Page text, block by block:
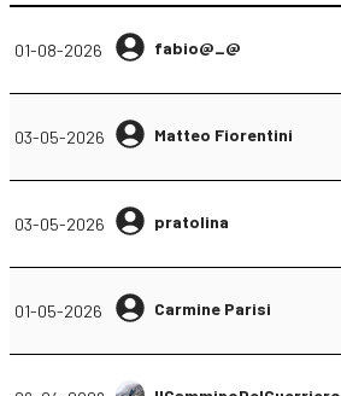
01-08-2026 fabio@_@
03-05-2026 Matteo Fiorentini
03-05-2026 pratolina
01-05-2026 Carmine Parisi